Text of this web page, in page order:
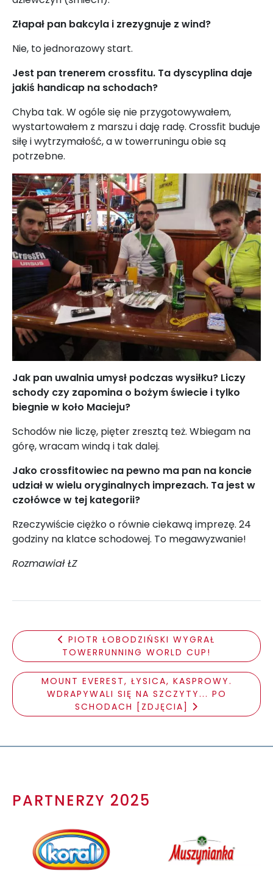
Złapał pan bakcyla i zrezygnuje z wind?
Nie, to jednorazowy start.
Jest pan trenerem crossfitu. Ta dyscyplina daje
jakiś handicap na schodach?
Chyba tak. W ogóle się nie przygotowywałem,
wystartowałem z marszu i daję radę. Crossfit buduje
siłę i wytrzymałość, a w towerruningu obie są
potrzebne.
Jak pan uwalnia umysł podczas wysiłku? Liczy
schody czy zapomina o bożym świecie i tylko
biegnie w koło Macieju?
Schodów nie liczę, pięter zresztą też. Wbiegam na
górę, wracam windą i tak dalej.
Jako crossfitowiec na pewno ma pan na koncie
udział w wielu oryginalnych imprezach. Ta jest w
czołówce w tej kategorii?
Rzeczywiście ciężko o równie ciekawą imprezę. 24
godziny na klatce schodowej. To megawyzwanie!
Rozmawiał ŁZ
PIOTR ŁOBODZIŃSKI WYGRAŁ
TOWERRUNNING WORLD CUP!
MOUNT EVEREST, ŁYSICA, KASPROWY.
WDRAPYWALI SIĘ NA SZCZYTY... PO
SCHODACH [ZDJĘCIA]
PARTNERZY 2025